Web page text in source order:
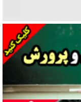
یا انحصار؟
شهید را از